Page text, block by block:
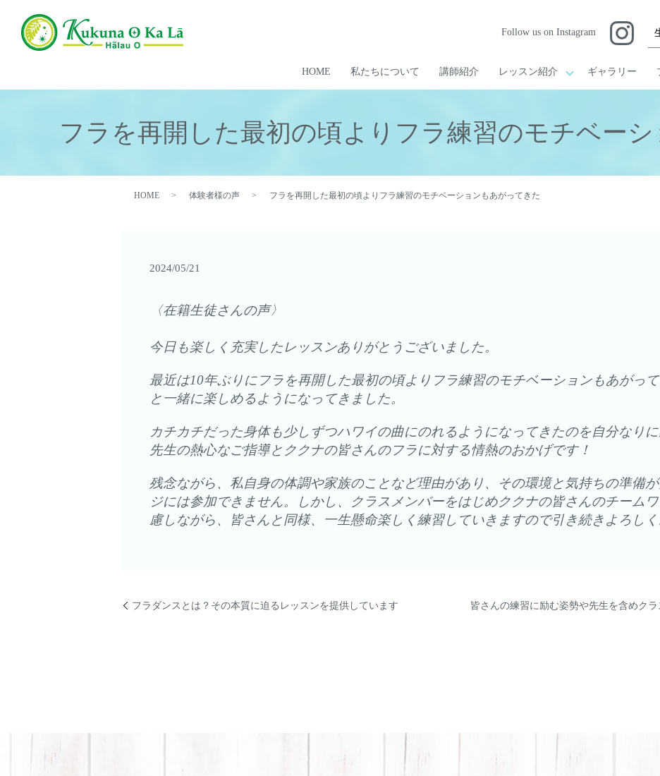
HOME 私たちについて 講師紹介 レッスン紹介 ギャラリー
Follow us on Instagram
フラを再開した最初の頃よりフラ練習のモチベー
HOME 体験者様の声 フラを再開した最初の頃よりフラ練習のモチベーションもあがってきた
2024/05/21
〈在籍生徒さんの声〉
今日も楽しく充実したレッスンありがとうございました。
最近は10年ぶりにフラを再開した最初の頃よりフラ練習のモチベーションもあがっ
と一緒に楽しめるようになってきました。
カチカチだった身体も少しずつハワイの曲にのれるようになってきたのを自分なりに
先生の熱心なご指導とククナの皆さんのフラに対する情熱のおかげです！
残念ながら、私自身の体調や家族のことなど理由があり、その環境と気持ちの準備
ジには参加できません。しかし、クラスメンバーをはじめククナの皆さんのチーム
慮しながら、皆さんと同様、一生懸命楽しく練習していきますので引き続きよろしく
フラダンスとは？その本質に迫るレッスンを提供しています 皆さんの練習に励む姿勢や先生を含めク